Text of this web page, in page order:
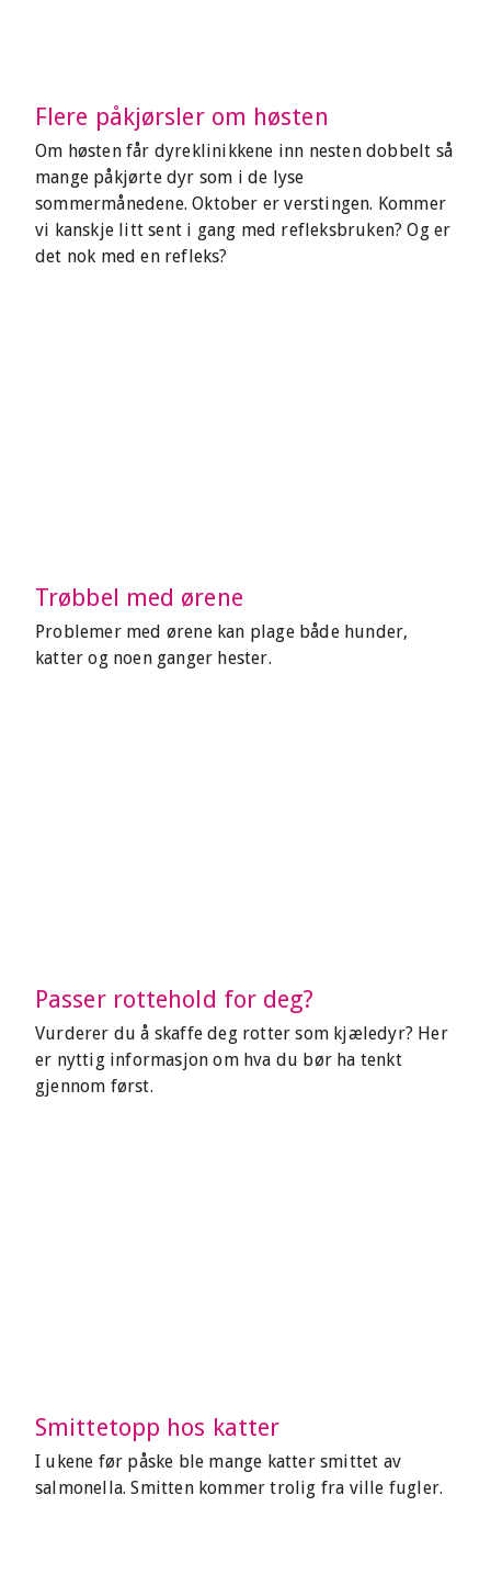
Flere påkjørsler om høsten
Om høsten får dyreklinikkene inn nesten dobbelt så
mange påkjørte dyr som i de lyse
sommermånedene. Oktober er verstingen. Kommer
vi kanskje litt sent i gang med refleksbruken? Og er
det nok med en refleks?
Trøbbel med ørene
Problemer med ørene kan plage både hunder,
katter og noen ganger hester.
Passer rottehold for deg?
Vurderer du å skaffe deg rotter som kjæledyr? Her
er nyttig informasjon om hva du bør ha tenkt
gjennom først.
Smittetopp hos katter
I ukene før påske ble mange katter smittet av
salmonella. Smitten kommer trolig fra ville fugler.